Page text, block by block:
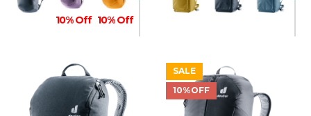
10% Off 10% Off
SALE
10%OFF